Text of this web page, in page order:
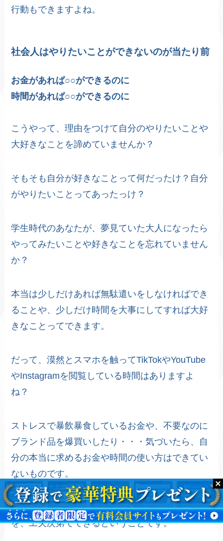
行動もできますよね。
社会人はやりたいことができないのが当たり前
お金があれば○○ができるのに
時間があれば○○ができるのに
こうやって、理由をつけて自分のやりたいことや
大好きなことを諦めていませんか？
そもそも自分が好きなことって何だったけ？自分
がやりたいことってあったっけ？
学生時代のあなたが、夢見ていた大人になったら
やってみたいことや好きなことを忘れていません
か？
本当は少しだけあれば無駄遣いをしなければでき
ることや、少しだけ時間を大事にしてすれば大好
きなことってできます。
だって、漠然とスマホを触ってTikTokやYouTube
やInstagramを閲覧している時間はありますよ
ね？
ストレスで暴飲暴食しているお金や、不要なのに
ブランド品を爆買いしたり・・・気づいたら、自
分の本当に求めるお金や時間の使い方はできてい
ないものです。
つまり社会人こそ、やりたいことや好きなこと
を、工夫次第でできるということです。